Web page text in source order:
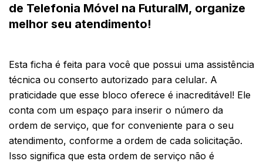
de Telefonia Móvel na FuturaIM, organize
melhor seu atendimento!
Esta ficha é feita para você que possui uma assistência
técnica ou conserto autorizado para celular. A
praticidade que esse bloco oferece é inacreditável! Ele
conta com um espaço para inserir o número da
ordem de serviço, que for conveniente para o seu
atendimento, conforme a ordem de cada solicitação.
Isso significa que esta ordem de serviço não é